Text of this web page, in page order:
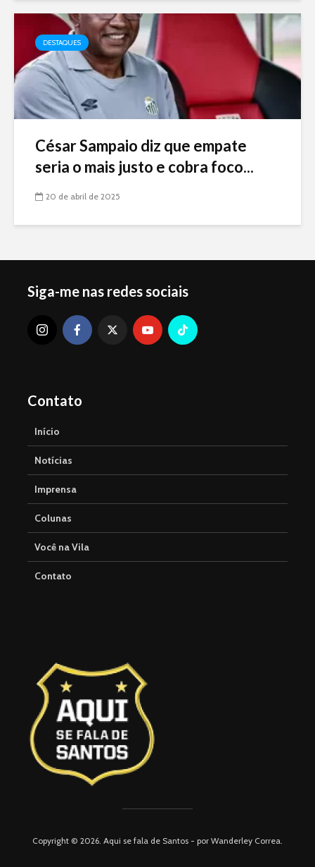
DESTAQUES
César Sampaio diz que empate
seria o mais justo e cobra foco...
20 de abril de 2025
Siga-me nas redes sociais
Contato
Início
Notícias
Imprensa
Colunas
Você na Vila
Contato
Copyright © 2026. Aqui se fala de Santos - por Wanderley Correa.